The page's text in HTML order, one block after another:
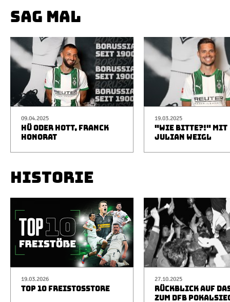
SAG MAL
09.04.2025
HÜ ODER HOTT, FRANCK
HONORAT
19.03.2025
"WIE BITTE?!" MIT
JULIAN WEIGL
HISTORIE
19.03.2026
TOP 10 FREISTOSSTORE
27.10.2025
RÜCKBLICK AUF
ZUM DFB